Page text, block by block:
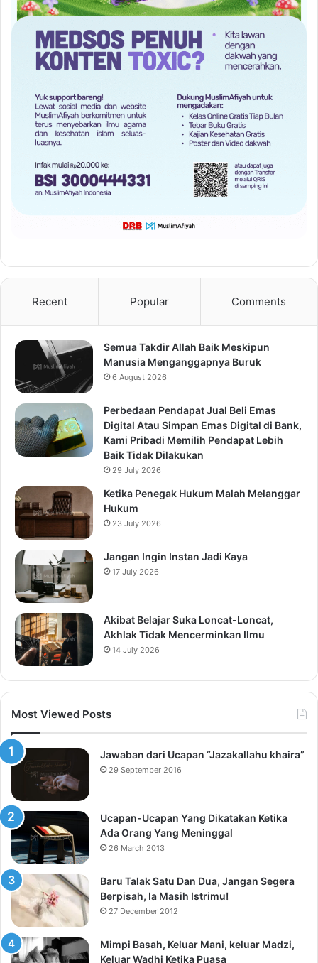
Recent Popular Comments
Semua Takdir Allah Baik Meskipun
Manusia Menganggapnya Buruk
6 August 2026
Perbedaan Pendapat Jual Beli Emas
Digital Atau Simpan Emas Digital di Bank,
Kami Pribadi Memilih Pendapat Lebih
Baik Tidak Dilakukan
29 July 2026
Ketika Penegak Hukum Malah Melanggar
Hukum
23 July 2026
Jangan Ingin Instan Jadi Kaya
17 July 2026
Akibat Belajar Suka Loncat-Loncat,
Akhlak Tidak Mencerminkan Ilmu
14 July 2026
Most Viewed Posts
Jawaban dari Ucapan “Jazakallahu khaira”
29 September 2016
Ucapan-Ucapan Yang Dikatakan Ketika
Ada Orang Yang Meninggal
26 March 2013
Baru Talak Satu Dan Dua, Jangan Segera
Berpisah, Ia Masih Istrimu!
27 December 2012
Mimpi Basah, Keluar Mani, keluar Madzi,
Keluar Wadhi Ketika Puasa